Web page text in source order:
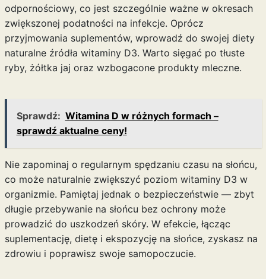
odpornościowy, co jest szczególnie ważne w okresach
zwiększonej podatności na infekcje. Oprócz
przyjmowania suplementów, wprowadź do swojej diety
naturalne źródła witaminy D3. Warto sięgać po tłuste
ryby, żółtka jaj oraz wzbogacone produkty mleczne.
Sprawdź: Witamina D w różnych formach –
sprawdź aktualne ceny!
Nie zapominaj o regularnym spędzaniu czasu na słońcu,
co może naturalnie zwiększyć poziom witaminy D3 w
organizmie. Pamiętaj jednak o bezpieczeństwie — zbyt
długie przebywanie na słońcu bez ochrony może
prowadzić do uszkodzeń skóry. W efekcie, łącząc
suplementację, dietę i ekspozycję na słońce, zyskasz na
zdrowiu i poprawisz swoje samopoczucie.